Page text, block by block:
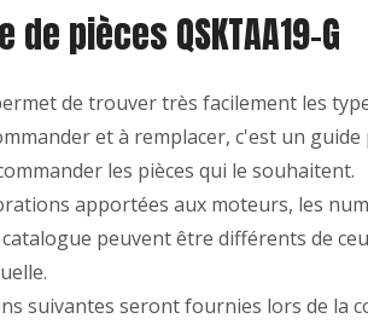
de pièces QSKTAA19-G
de trouver très facilement les
et à remplacer, c'est un
les pièces qui le souhaitent.
apportées aux moteurs, les
catalogue peuvent être différents de
suivantes seront fournies lors de la